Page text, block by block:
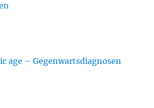
age – Gegenwartsdiagnosen